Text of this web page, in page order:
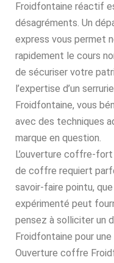
Froidfontaine réactif
désagréments. Un
express vous permet
rapidement le cours
de sécuriser votre
l’expertise d’un
Froidfontaine, vous
avec des techniques
marque en question.
L’ouverture coffre-
de coffre requiert
savoir-faire pointu,
expérimenté peut
pensez à solliciter un
Froidfontaine pour
Ouverture coffre